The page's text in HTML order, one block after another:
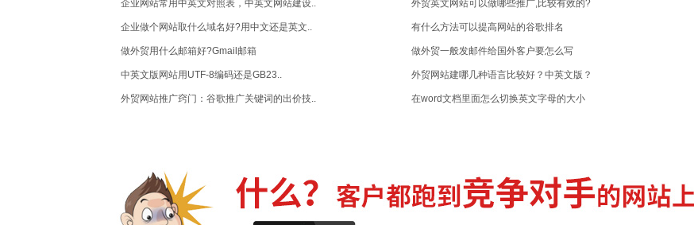
企业网站常用中英文对照表，中英文网站建设.. 外贸英文网站可以做哪些推广,比较有效的?
企业做个网站取什么域名好?用中文还是英文.. 有什么方法可以提高网站的谷歌排名
做外贸用什么邮箱好?Gmail邮箱 做外贸一般发邮件给国外客户要怎么写
中英文版网站用UTF-8编码还是GB23.. 外贸网站建哪几种语言比较好？中英文版？
外贸网站推广窍门：谷歌推广关键词的出价技.. 在word文档里面怎么切换英文字母的大小